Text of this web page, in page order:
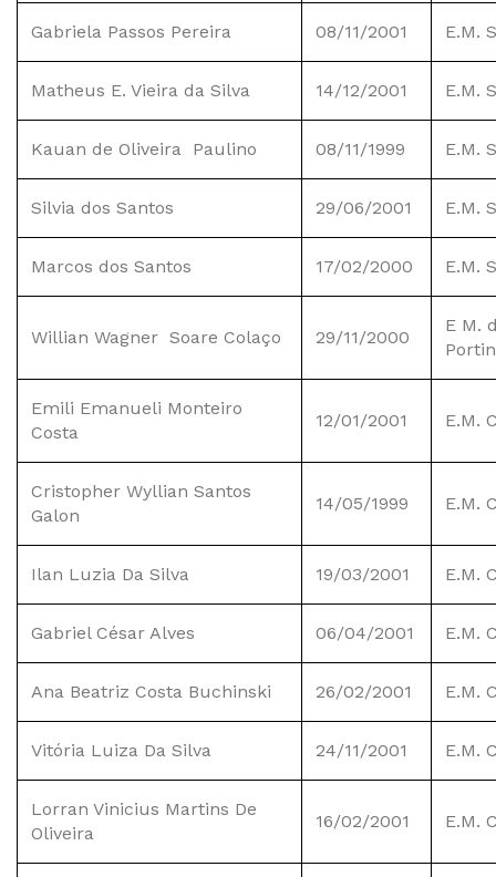
Gabriela Passos Pereira 08/11/2001 E.M.
Matheus E. Vieira da Silva 14/12/2001 E.M.
Kauan de Oliveira Paulino 08/11/1999 E.M.
Silvia dos Santos 29/06/2001 E.M.
Marcos dos Santos 17/02/2000 E.M.
Willian Wagner Soare Colaço 29/11/2000
E M.
Emili Emanueli Monteiro
Costa
12/01/2001 E.M.
Cristopher Wyllian Santos
Galon
14/05/1999 E.M.
Ilan Luzia Da Silva 19/03/2001 E.M.
Gabriel César Alves 06/04/2001 E.M.
Ana Beatriz Costa Buchinski 26/02/2001 E.M.
Vitória Luiza Da Silva 24/11/2001 E.M.
Lorran Vinicius Martins De
Oliveira
16/02/2001 E.M.